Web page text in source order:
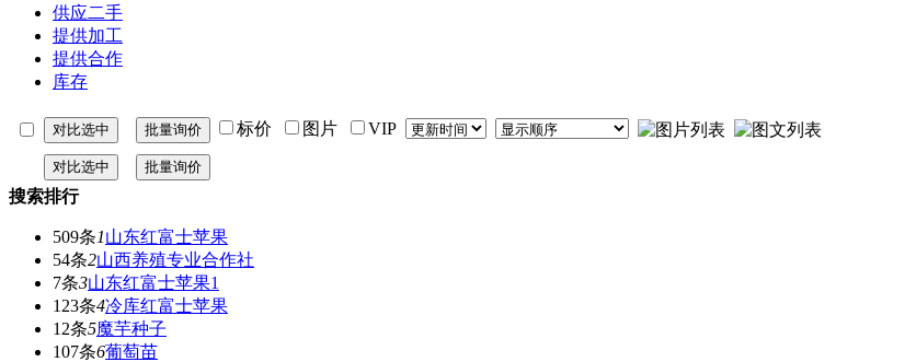
供应二手
提供加工
提供合作
库存
标价 图片 VIP
搜索排行
509条1山东红富士苹果
54条2山西养殖专业合作社
7条3山东红富士苹果1
123条4冷库红富士苹果
12条5魔芋种子
107条6葡萄苗